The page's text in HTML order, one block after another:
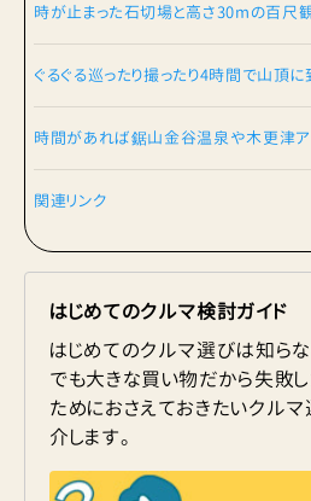
時が止まった石切場と高さ30mの百尺
ぐるぐる巡ったり撮ったり4時間で山頂に
時間があれば鋸山金谷温泉や木更津ア
関連リンク
はじめてのクルマ検討ガイド
はじめてのクルマ選びは知らな
でも大きな買い物だから失敗し
ためにおさえておきたいクル
介します。